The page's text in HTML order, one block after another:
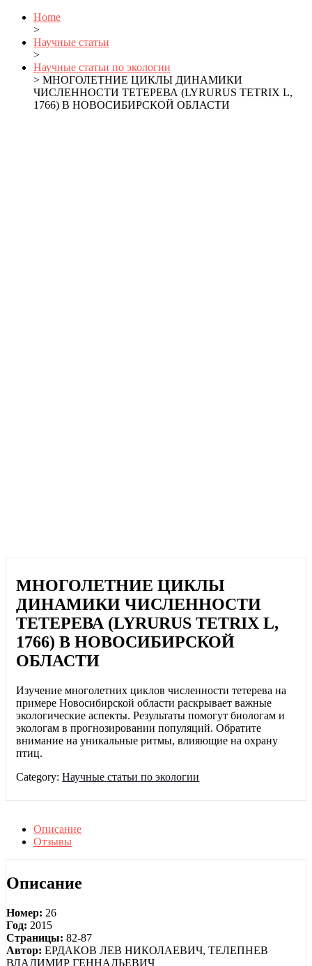
Home
>
Научные статьи
>
Научные статьи по экологии
> МНОГОЛЕТНИЕ ЦИКЛЫ ДИНАМИКИ
ЧИСЛЕННОСТИ ТЕТЕРЕВА (LYRURUS TETRIX L,
1766) В НОВОСИБИРСКОЙ ОБЛАСТИ
МНОГОЛЕТНИЕ ЦИКЛЫ
ДИНАМИКИ ЧИСЛЕННОСТИ
ТЕТЕРЕВА (LYRURUS TETRIX L,
1766) В НОВОСИБИРСКОЙ
ОБЛАСТИ
Изучение многолетних циклов численности тетерева на
примере Новосибирской области раскрывает важные
экологические аспекты. Результаты помогут биологам и
экологам в прогнозировании популяций. Обратите
внимание на уникальные ритмы, влияющие на охрану
птиц.
Category:Научные статьи по экологии
Описание
Отзывы
Описание
Номер: 26
Год: 2015
Страницы: 82-87
Автор: ЕРДАКОВ ЛЕВ НИКОЛАЕВИЧ, ТЕЛЕПНЕВ
ВЛАДИМИР ГЕННАДЬЕВИЧ